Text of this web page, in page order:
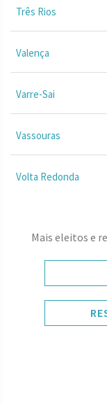
Três Rios
Valença
Varre-Sai
Vassouras
Volta Redonda
Mais eleitos e